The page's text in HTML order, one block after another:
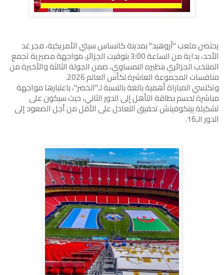
يحتضن ملعب "أروهيد" بمدينة كانساس سيتي الأمريكية، فجر غد
الأحد، بداية من الساعة 3:00 بتوقيت الجزائر، مواجهة مصيرية تجمع
المنتخب الجزائري بنظيره النمساوي، ضمن الجولة الثالثة والأخيرة من
منافسات المجموعة العاشرة لكأس العالم 2026.
وتكتسي المباراة أهمية بالغة بالنسبة لـ"الخضر"، باعتبارها مواجهة
مباشرة لحسم بطاقة التأهل إلى الدور الثاني، حيث سيكون على
تشكيلة بيتكوفيتش تحقيق التعادل على الأقل من أجل الصعود إلى
الدور الـ16.